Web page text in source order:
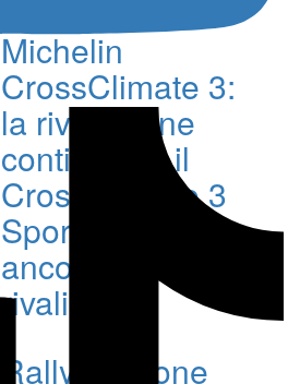
Michelin
CrossClimate 3:
la rivoluzione
continua. E il
CrossClimate 3
Sport resta
ancora senza
rivali
Rally Regione